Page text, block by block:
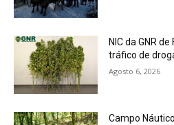
NIC da GNR
tráfico de
Agosto 6, 2026
Campo